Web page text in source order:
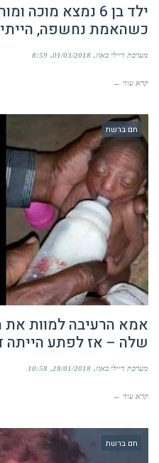
ילד בן 6 נמצא
כשהאמת נחשפה,
מערכת דיילי באזז 01/03/2018
8:59
קרא עוד ←
חם ברשת
אמא הרעיבה למוות את
שלה – אז לפתע הייתה
מערכת דיילי באזז 28/01/2018
10:58
קרא עוד ←
חם ברשת